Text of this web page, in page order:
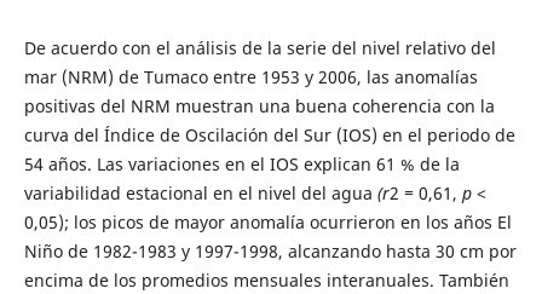
De acuerdo con el análisis de la serie del nivel relativo del
mar (NRM) de Tumaco entre 1953 y 2006, las anomalías
positivas del NRM muestran una buena coherencia con la
curva del Índice de Oscilación del Sur (IOS) en el periodo de
54 años. Las variaciones en el IOS explican 61 % de la
variabilidad estacional en el nivel del agua (r2 = 0,61, p <
0,05); los picos de mayor anomalía ocurrieron en los años El
Niño de 1982-1983 y 1997-1998, alcanzando hasta 30 cm por
encima de los promedios mensuales interanuales. También